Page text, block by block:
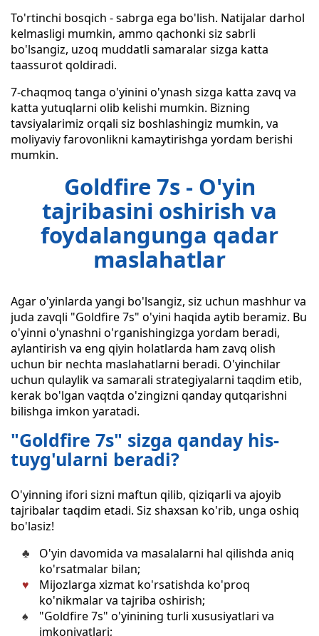
To'rtinchi bosqich - sabrga ega bo'lish. Natijalar darhol
kelmasligi mumkin, ammo qachonki siz sabrli
bo'lsangiz, uzoq muddatli samaralar sizga katta
taassurot qoldiradi.
7-chaqmoq tanga o'yinini o'ynash sizga katta zavq va
katta yutuqlarni olib kelishi mumkin. Bizning
tavsiyalarimiz orqali siz boshlashingiz mumkin, va
moliyaviy farovonlikni kamaytirishga yordam berishi
mumkin.
Goldfire 7s - O'yin
tajribasini oshirish va
foydalangunga qadar
maslahatlar
Agar o'yinlarda yangi bo'lsangiz, siz uchun mashhur va
juda zavqli "Goldfire 7s" o'yini haqida aytib beramiz. Bu
o'yinni o'ynashni o'rganishingizga yordam beradi,
aylantirish va eng qiyin holatlarda ham zavq olish
uchun bir nechta maslahatlarni beradi. O'yinchilar
uchun qulaylik va samarali strategiyalarni taqdim etib,
kerak bo'lgan vaqtda o'zingizni qanday qutqarishni
bilishga imkon yaratadi.
"Goldfire 7s" sizga qanday his-
tuyg'ularni beradi?
O'yinning ifori sizni maftun qilib, qiziqarli va ajoyib
tajribalar taqdim etadi. Siz shaxsan ko'rib, unga oshiq
bo'lasiz!
O'yin davomida va masalalarni hal qilishda aniq
ko'rsatmalar bilan;
Mijozlarga xizmat ko'rsatishda ko'proq
ko'nikmalar va tajriba oshirish;
"Goldfire 7s" o'yinining turli xususiyatlari va
imkoniyatlari;